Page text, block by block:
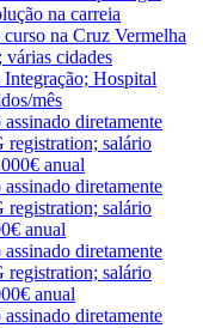
na carreia
na Cruz Vermelha
várias cidades
Hospital
mês
diretamente
registration; salário
anual
diretamente
registration; salário
anual
diretamente
registration; salário
anual
diretamente